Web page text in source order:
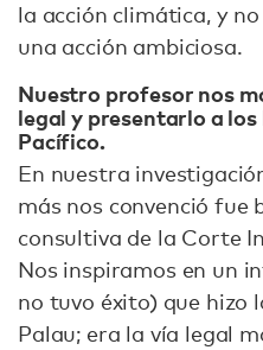
la acción climática, y
una acción ambiciosa.
Nuestro profesor nos
legal y presentarlo a los
Pacífico.
En nuestra
más nos convenció fue
consultiva de la Corte
Nos inspiramos en un
no tuvo éxito) que hizo
Palau; era la vía legal